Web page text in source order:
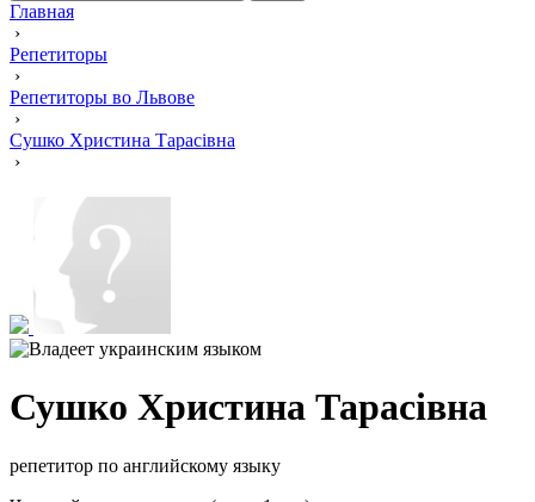
Главная
›
Репетиторы
›
Репетиторы во Львове
›
Сушко Христина Тарасівна
›
Сушко Христина Тарасівна
репетитор по английскому языку